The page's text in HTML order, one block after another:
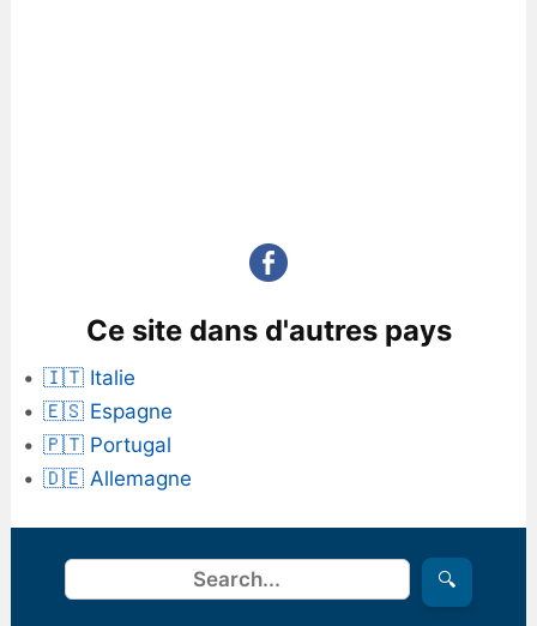
Ce site dans d'autres pays
🇮🇹 Italie
🇪🇸 Espagne
🇵🇹 Portugal
🇩🇪 Allemagne
Rechercher 🔍